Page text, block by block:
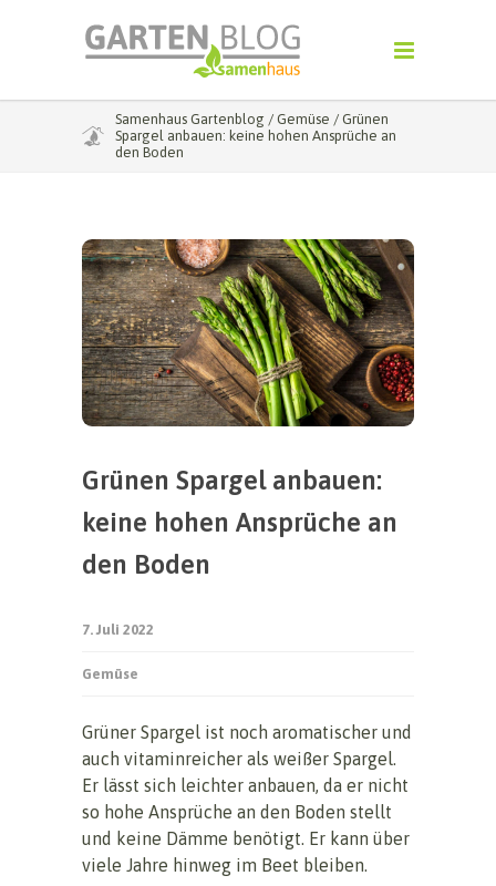
Samenhaus Gartenblog / Gemüse / Grünen
Spargel anbauen: keine hohen Ansprüche an
den Boden
Grünen Spargel anbauen:
keine hohen Ansprüche an
den Boden
7. Juli 2022
Gemüse
Grüner Spargel ist noch aromatischer und
auch vitaminreicher als weißer Spargel.
Er lässt sich leichter anbauen, da er nicht
so hohe Ansprüche an den Boden stellt
und keine Dämme benötigt. Er kann über
viele Jahre hinweg im Beet bleiben.